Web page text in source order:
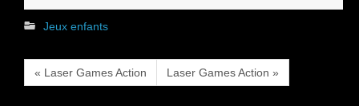
Jeux enfants
« Laser Games Action Laser Games Action »